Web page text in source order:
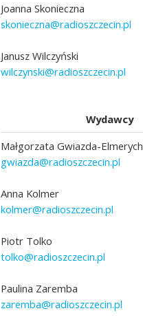
Joanna Skonieczna
skonieczna@radioszczecin.pl
Janusz Wilczyński
wilczynski@radioszczecin.pl
Wydawcy
Małgorzata Gwiazda-Elmerych
gwiazda@radioszczecin.pl
Anna Kolmer
kolmer@radioszczecin.pl
Piotr Tolko
tolko@radioszczecin.pl
Paulina Zaremba
zaremba@radioszczecin.pl